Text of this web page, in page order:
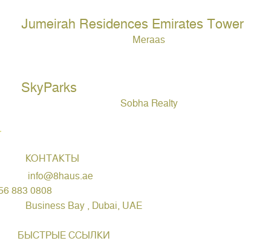
Jumeirah Residences Emirates Tower
Meraas
SkyParks
Sobha Realty
КОНТАКТЫ
info@8haus.ae
883 0808
Business Bay , Dubai, UAE
БЫСТРЫЕ ССЫЛКИ